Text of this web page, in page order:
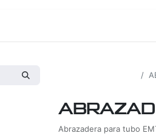
Abrazadera para tubo